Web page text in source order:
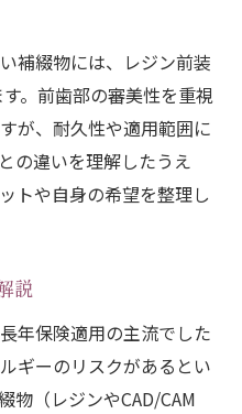
件を徹底確認
保険適用条件
ぶポイント解説
範囲と特徴
の保険適用を知る
性と審美性比較
補綴物には、レジン前装
。前歯部の審美性を重視
が、耐久性や適用範囲に
の違いを理解したうえ
トや自身の希望を整理し
説
年保険適用の主流でした
ギーのリスクがあるとい
物（レジンやCAD/CAM